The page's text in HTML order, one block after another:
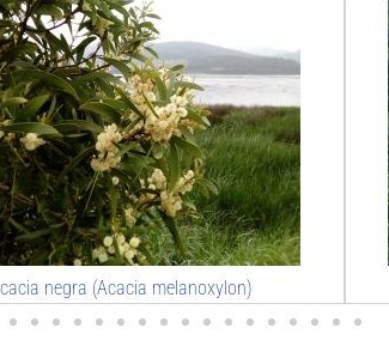
Caña común (Arundo donax)